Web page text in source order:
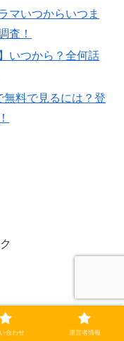
マいつからいつま
査！
いつから？全何話
料で見るには？登
合わせ 運営者情報